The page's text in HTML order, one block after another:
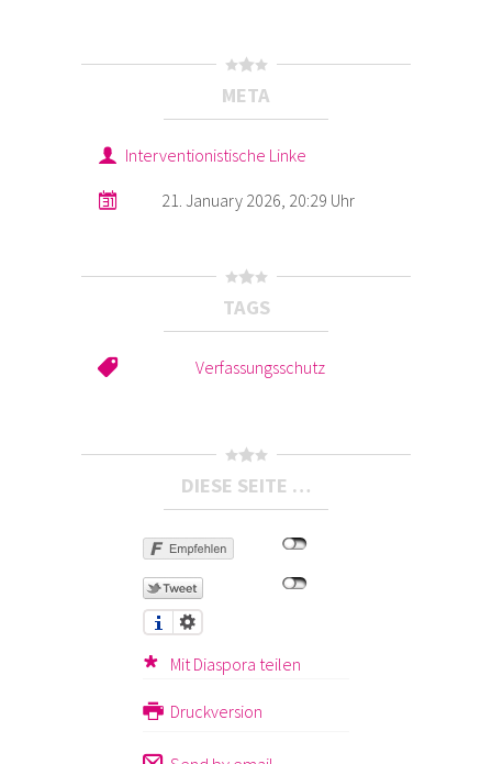
META
Interventionistische Linke
21. January 2026, 20:29 Uhr
TAGS
Verfassungsschutz
DIESE SEITE …
Mit Diaspora teilen
Druckversion